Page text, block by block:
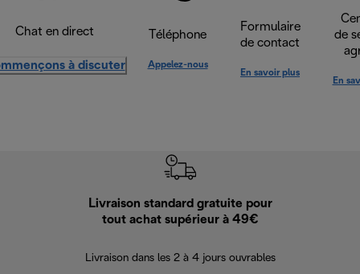
Chat en direct
à discuter
Téléphone
Appelez-nous
Formulaire
de contact
En savoir plus
de
En
Livraison standard gratuite pour
tout achat supérieur à 49€
Livraison dans les 2 à 4 jours ouvrables